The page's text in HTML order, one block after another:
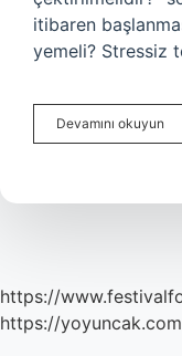
itibaren
yemeli? Stressiz
Devamını okuyun
https://
https://